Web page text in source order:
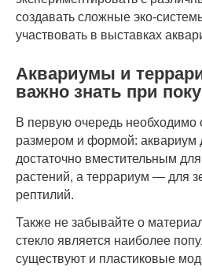
создавать сложные эко-
участвовать в выставках
Аквариумы и
важно знать при
В первую очередь необходимо
размером и формой: аквариум
достаточно вместительным
растений, а террариум — для
рептилий.
Также не забывайте о
стекло является наиболее
существуют и пластиковые